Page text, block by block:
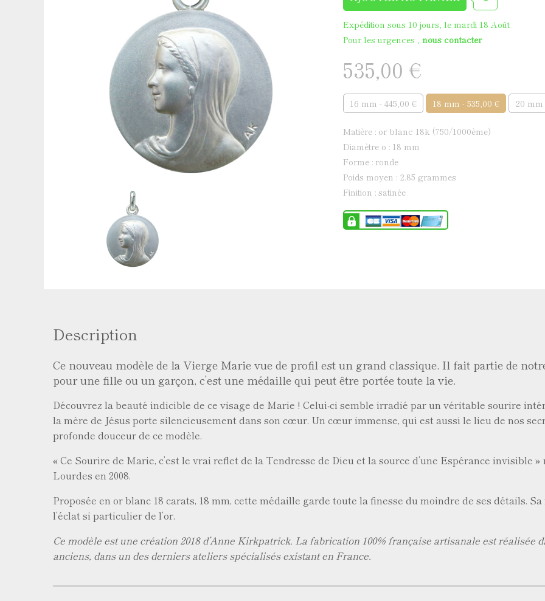
Réparation de médailles
Médaille de baptême
Quelle médaille pour un baptême ?
Quelle taille pour une médaille ?
Que faire graver au dos de sa médaille ?
Expédition sous 10 jours, le mardi 18 Août
Pour les urgences , nous contacter
535,00 €
16 mm - 445,00 € 18 mm - 535,00 € 20
matière : or blanc 18k (750/1000ème)
diamètre ø : 18 mm
forme : ronde
poids moyen : 2.85 grammes
finition : satinée
Description
Ce nouveau modèle de la Vierge Marie vue de profil est un grand classique. Il fait partie de
pour une fille ou un garçon, c’est une médaille qui peut être portée toute la vie.
Découvrez la beauté indicible de ce visage de Marie ! Celui-ci semble irradié par un véritable sourire
la mère de Jésus porte silencieusement dans son cœur. Un cœur immense, qui est aussi le lieu de nos
profonde douceur de ce modèle.
« Ce Sourire de Marie, c’est le vrai reflet de la Tendresse de Dieu et la source d’une Espérance invisible
Lourdes en 2008.
Proposée en or blanc 18 carats, 18 mm, cette médaille garde toute la finesse du moindre de ses détails.
l’éclat si particulier de l’or.
Ce modèle est une création 2018 d’Anne Kirkpatrick. La fabrication 100% française artisanale est réalisée
anciens, dans un des derniers ateliers spécialisés existant en France.